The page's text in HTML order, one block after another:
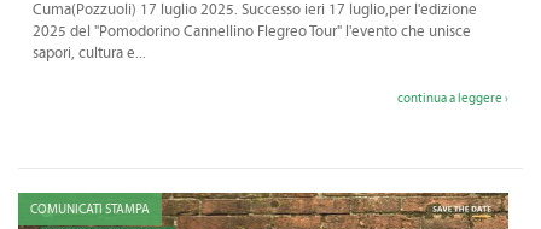
Cuma(Pozzuoli) 17 luglio 2025. Successo ieri 17 luglio,per l'edizione
2025 del "Pomodorino Cannellino Flegreo Tour" l'evento che unisce
sapori, cultura e...
continua a leggere ›
COMUNICATI STAMPA